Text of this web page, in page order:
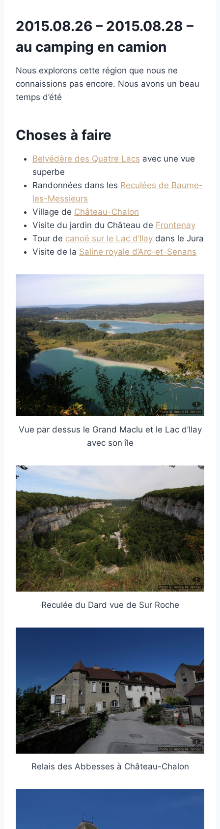
2015.08.26 – 2015.08.28 –
au camping en camion
Nous explorons cette région que nous ne
connaissions pas encore. Nous avons un beau
temps d’été
Choses à faire
Belvédère des Quatre Lacs avec une vue
superbe
Randonnées dans les Reculées de Baume-
les-Messieurs
Village de Château-Chalon
Visite du jardin du Château de Frontenay
Tour de canoë sur le Lac d’Ilay dans le Jura
Visite de la Saline royale d’Arc-et-Senans
Vue par dessus le Grand Maclu et le Lac d’Ilay
avec son île
Reculée du Dard vue de Sur Roche
Relais des Abbesses à Château-Chalon